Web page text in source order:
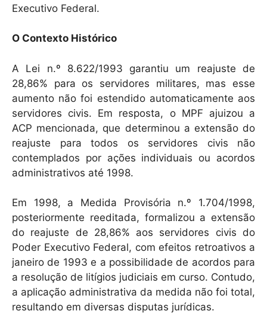
Executivo Federal.
O Contexto Histórico
A Lei n.º 8.622/1993 garantiu um reajuste de
28,86% para os servidores militares, mas esse
aumento não foi estendido automaticamente aos
servidores civis. Em resposta, o MPF ajuizou a
ACP mencionada, que determinou a extensão do
reajuste para todos os servidores civis não
contemplados por ações individuais ou acordos
administrativos até 1998.
Em 1998, a Medida Provisória n.º 1.704/1998,
posteriormente reeditada, formalizou a extensão
do reajuste de 28,86% aos servidores civis do
Poder Executivo Federal, com efeitos retroativos a
janeiro de 1993 e a possibilidade de acordos para
a resolução de litígios judiciais em curso. Contudo,
a aplicação administrativa da medida não foi total,
resultando em diversas disputas jurídicas.